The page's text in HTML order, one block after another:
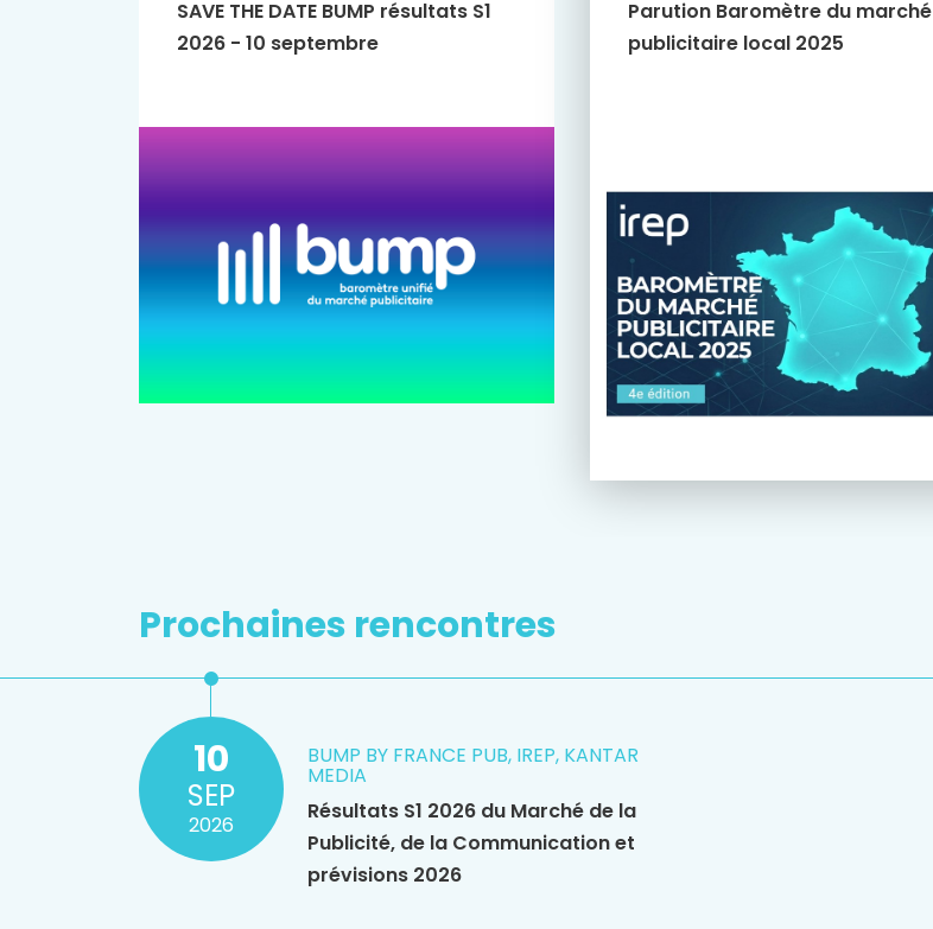
SAVE THE DATE BUMP résultats S1
2026 - 10 septembre
Parution Baromètre du marché
publicitaire local 2025
Prochaines rencontres
10
SEP
2026
BUMP BY FRANCE PUB, IREP, KANTAR
MEDIA
Résultats S1 2026 du Marché de la
Publicité, de la Communication et
prévisions 2026